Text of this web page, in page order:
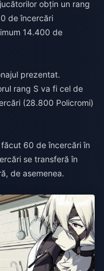
obțin un rang
de încercări
14.400 de
prezentat.
rang S va fi cel de
(28.800 Policromi)
60 de încercări în
se transferă în
de asemenea.